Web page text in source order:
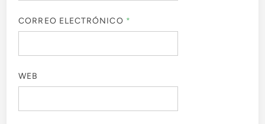
CORREO ELECTRÓNICO *
WEB